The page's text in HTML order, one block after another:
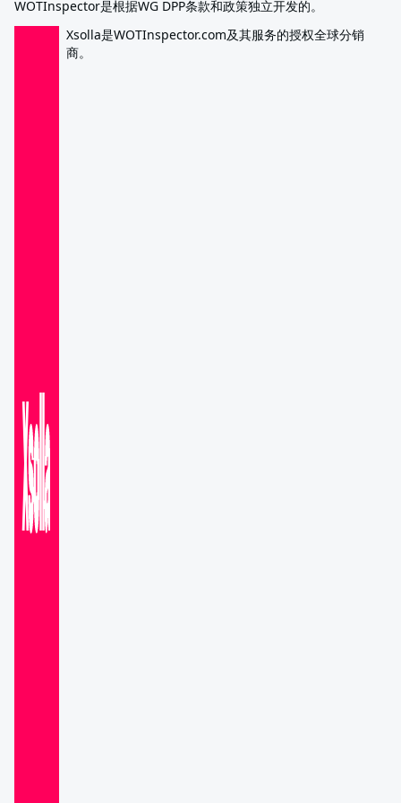
WOTInspector是根据WG DPP条款和政策独立开发的。
Xsolla是WOTInspector.com及其服务的授权全球分销
商。